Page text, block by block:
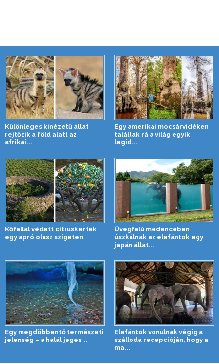
Különleges kinézetű állat
rejtőzik a föld alatt az
afrikai...
Egy amerikai mocsárvidéken
találtak rá a világ egyik
legid...
Kőfallal védett citruskertek
egy apró olasz szigeten
Üvegfalú medencében
úszkálnak az elefántok egy
japán állat...
Egy megdöbbentő természeti
jelenség – a halál jeges ...
Elefántok vonulnak végig a
szálloda recepcióján, hogy a
ma...